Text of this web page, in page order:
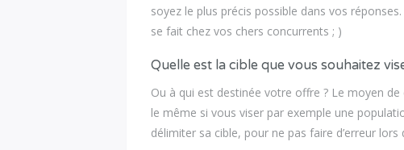
soyez le plus précis possible dans vos
se fait chez vos chers concurrents ; )
Quelle est la cible que vous souhaitez
Ou à qui est destinée votre offre ? Le moyen
le même si vous viser par exemple une
délimiter sa cible, pour ne pas faire d’erreur